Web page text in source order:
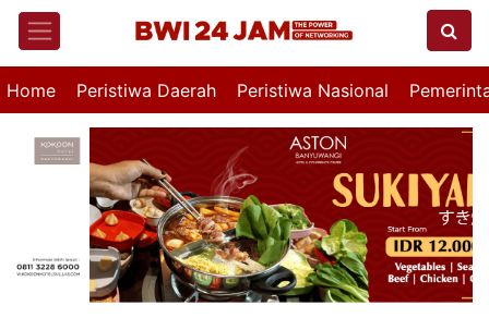
Home Peristiwa Daerah Peristiwa Nasional